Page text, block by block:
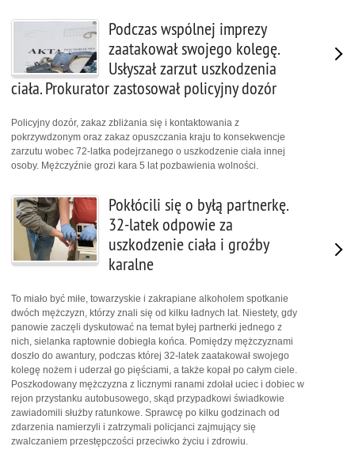
Podczas wspólnej imprezy
zaatakował swojego kolegę.
Usłyszał zarzut uszkodzenia
ciała. Prokurator zastosował policyjny dozór
Policyjny dozór, zakaz zbliżania się i kontaktowania z
pokrzywdzonym oraz zakaz opuszczania kraju to konsekwencje
zarzutu wobec 72-latka podejrzanego o uszkodzenie ciała innej
osoby. Mężczyźnie grozi kara 5 lat pozbawienia wolności.
Pokłócili się o byłą partnerkę.
32-latek odpowie za
uszkodzenie ciała i groźby
karalne
To miało być miłe, towarzyskie i zakrapiane alkoholem spotkanie
dwóch mężczyzn, którzy znali się od kilku ładnych lat. Niestety, gdy
panowie zaczęli dyskutować na temat byłej partnerki jednego z
nich, sielanka raptownie dobiegła końca. Pomiędzy mężczyznami
doszło do awantury, podczas której 32-latek zaatakował swojego
kolegę nożem i uderzał go pięściami, a także kopał po całym ciele.
Poszkodowany mężczyzna z licznymi ranami zdołał uciec i dobiec w
rejon przystanku autobusowego, skąd przypadkowi świadkowie
zawiadomili służby ratunkowe. Sprawcę po kilku godzinach od
zdarzenia namierzyli i zatrzymali policjanci zajmujący się
zwalczaniem przestępczości przeciwko życiu i zdrowiu.